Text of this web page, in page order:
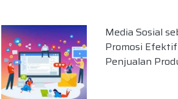
Media Sosial
Promosi
Penjualan